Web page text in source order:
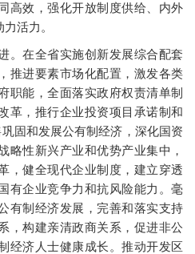
高效，强化开放制度供给、内外
活力。
在全省实施创新发展综合配套
推进要素市场化配置，激发各类
职能，全面落实政府权责清单制
革，推行企业投资项目承诺制和
固和发展公有制经济，深化国资
略性新兴产业和优势产业集中，
，健全现代企业制度，建立穿透
有企业竞争力和抗风险能力。毫
有制经济发展，完善和落实支持
，构建亲清政商关系，促进非公
经济人士健康成长。推动开发区